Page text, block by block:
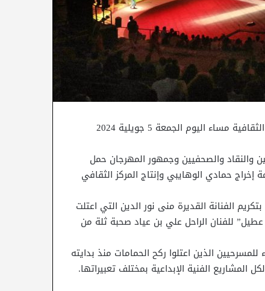
واكب السيد منصف بوكثير الوزير المكلف بتسيير وزارة الشؤون الثقافية مساء اليوم الجمعة 5 جويلية 2024
والنقاد والصحفيين وجمهور المهرجان حمل
حمادي الوهايبي وإنتاج المركز الثقافي
الفنانة القديرة منى نور الدين التي اعتلت
سنة 1964 وهو مسرحية ” عطيل” للفنان الراحل علي بن عياد صحبة ثلة من
الذين اعتلوا ركح الحمامات منذ بدايته
المشاريع الفنية الإبداعية بمختلف تعبيراتها.